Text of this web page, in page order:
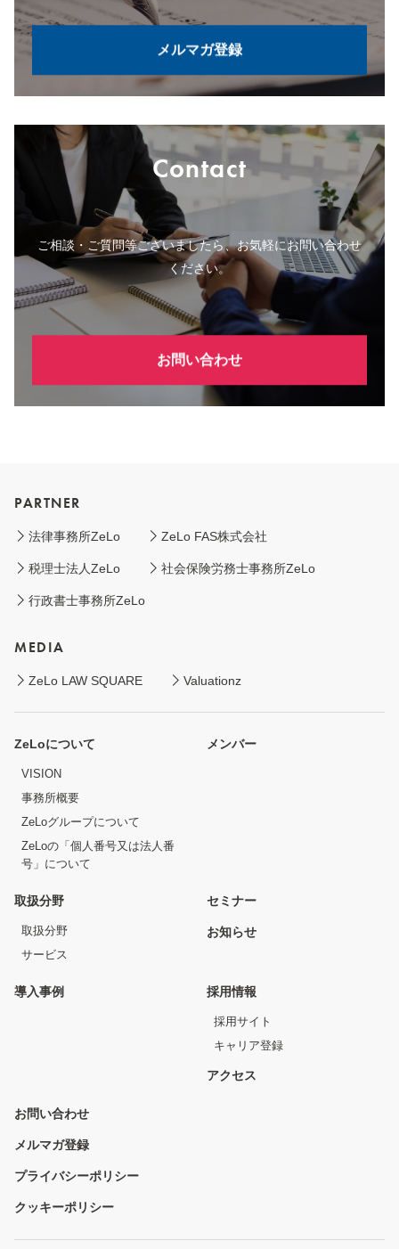
メルマガ登録
Contact
ご相談・ご質問等ございましたら、お気軽にお問い合わせ
ください。
お問い合わせ
PARTNER
法律事務所ZeLo ZeLo FAS株式会社
税理士法人ZeLo 社会保険労務士事務所ZeLo
行政書士事務所ZeLo
MEDIA
ZeLo LAW SQUARE Valuationz
ZeLoについて
VISION
事務所概要
ZeLoグループについて
ZeLoの「個人番号又は法人番
号」について
メンバー
取扱分野
取扱分野
サービス
セミナー
お知らせ
導入事例 採用情報
採用サイト
キャリア登録
アクセス
お問い合わせ
メルマガ登録
プライバシーポリシー
クッキーポリシー